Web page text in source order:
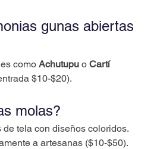
gunas abiertas
como Achutupu o Cartí
$10-$20).
molas?
tela con diseños coloridos.
a artesanas ($10-$50).